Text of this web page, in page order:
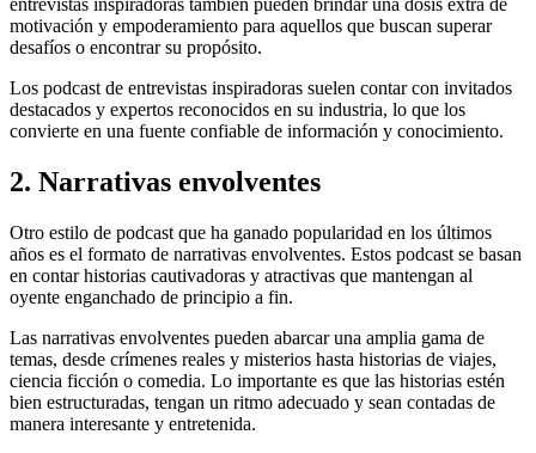
entrevistas inspiradoras también pueden brindar una dosis extra de
motivación y empoderamiento para aquellos que buscan superar
desafíos o encontrar su propósito.
Los podcast de entrevistas inspiradoras suelen contar con invitados
destacados y expertos reconocidos en su industria, lo que los
convierte en una fuente confiable de información y conocimiento.
2. Narrativas envolventes
Otro estilo de podcast que ha ganado popularidad en los últimos
años es el formato de narrativas envolventes. Estos podcast se basan
en contar historias cautivadoras y atractivas que mantengan al
oyente enganchado de principio a fin.
Las narrativas envolventes pueden abarcar una amplia gama de
temas, desde crímenes reales y misterios hasta historias de viajes,
ciencia ficción o comedia. Lo importante es que las historias estén
bien estructuradas, tengan un ritmo adecuado y sean contadas de
manera interesante y entretenida.